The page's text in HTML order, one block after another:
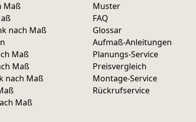
Maß
nach Maß
Maß
Maß
nach Maß
Maß
Muster
FAQ
Glossar
Aufmaß-Anleitungen
Planungs-Service
Preisvergleich
Montage-Service
Rückrufservice